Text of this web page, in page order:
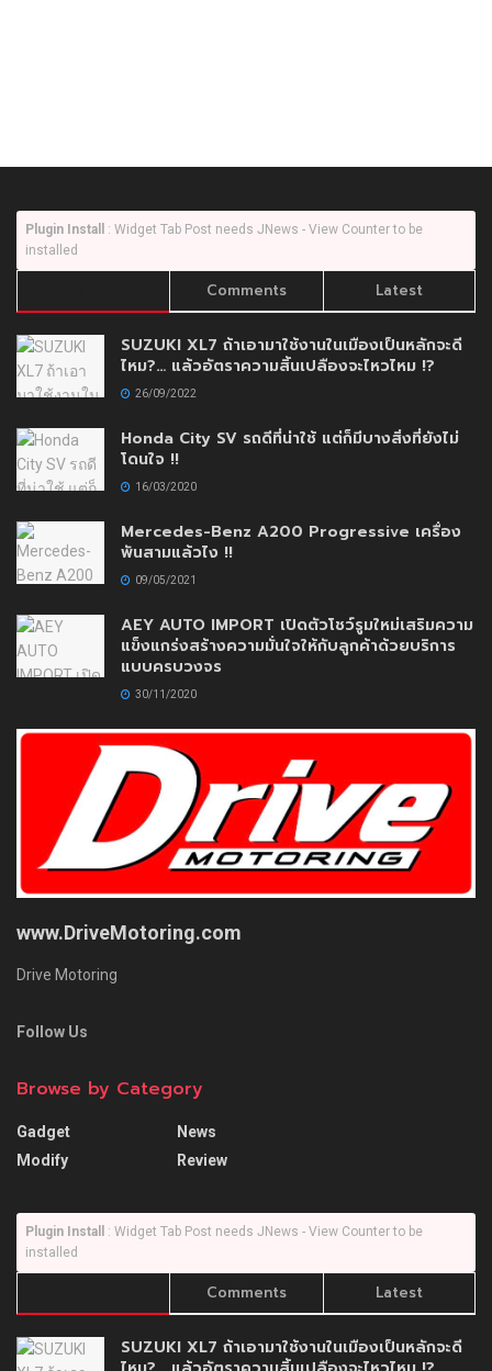
Plugin Install
: Widget Tab Post needs JNews - View Counter to be
installed
Comments Latest
SUZUKI XL7 ถ้าเอามาใช้งานในเมืองเป็นหลักจะดี
ไหม?… แล้วอัตราความสิ้นเปลืองจะไหวไหม !?
26/09/2022
Honda City SV รถดีที่น่าใช้ แต่ก็มีบางสิ่งที่ยังไม่
โดนใจ !!
16/03/2020
Mercedes-Benz A200 Progressive เครื่อง
พันสามแล้วไง !!
09/05/2021
AEY AUTO IMPORT เปิดตัวโชว์รูมใหม่เสริมความ
แข็งแกร่งสร้างความมั่นใจให้กับลูกค้าด้วยบริการ
แบบครบวงจร
30/11/2020
www.DriveMotoring.com
Drive Motoring
Follow Us
Browse by Category
Gadget
Modify
News
Review
Plugin Install
: Widget Tab Post needs JNews - View Counter to be
installed
Comments Latest
SUZUKI XL7 ถ้าเอามาใช้งานในเมืองเป็นหลักจะดี